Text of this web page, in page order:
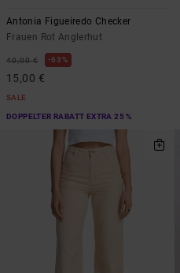
Antonia Figueiredo Checker
Frauen Rot Anglerhut
40,00 € 63%
15,00 €
SALE
DOPPELTER RABATT EXTRA 25 %